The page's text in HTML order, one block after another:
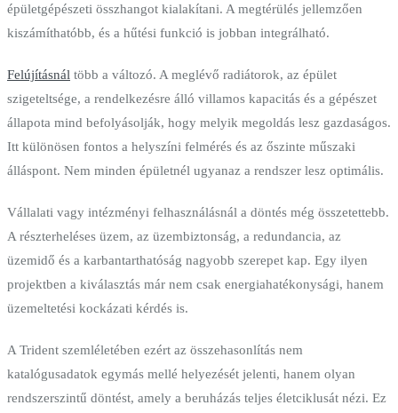
épületgépészeti összhangot kialakítani. A megtérülés jellemzően
kiszámíthatóbb, és a hűtési funkció is jobban integrálható.
Felújításnál több a változó. A meglévő radiátorok, az épület
szigeteltsége, a rendelkezésre álló villamos kapacitás és a gépészet
állapota mind befolyásolják, hogy melyik megoldás lesz gazdaságos.
Itt különösen fontos a helyszíni felmérés és az őszinte műszaki
álláspont. Nem minden épületnél ugyanaz a rendszer lesz optimális.
Vállalati vagy intézményi felhasználásnál a döntés még összetettebb.
A részterheléses üzem, az üzembiztonság, a redundancia, az
üzemidő és a karbantarthatóság nagyobb szerepet kap. Egy ilyen
projektben a kiválasztás már nem csak energiahatékonysági, hanem
üzemeltetési kockázati kérdés is.
A Trident szemléletében ezért az összehasonlítás nem
katalógusadatok egymás mellé helyezését jelenti, hanem olyan
rendszerszintű döntést, amely a beruházás teljes életciklusát nézi. Ez